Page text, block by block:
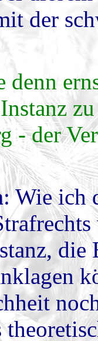
der
denn
- der
: Wie ich